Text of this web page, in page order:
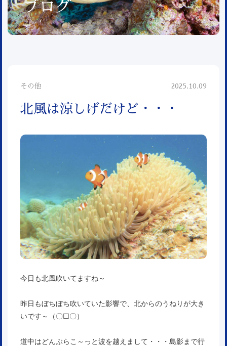
ブログ
その他 2025.10.09
北風は涼しげだけど・・・
今日も北風吹いてますね～
昨日もぼちぼち吹いていた影響で、北からのうねりが大き
いです～（〇□〇）
道中はどんぶらこ～っと波を越えまして・・・島影まで行